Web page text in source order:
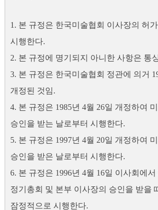
1. 본 규정은 한국미술협회 이사장의 허
시행한다.
2. 본 규정에 명기되지 아니한 사항은 통
3. 본 규정은 한국미술협회 정관에 의거
개정된 것임.
4. 본 규정은 1985년 4월 26일 개정하여
승인을 받는 날로부터 시행한다.
5. 본 규정은 1997년 4월 20일 개정하여
승인을 받은 날로부터 시행한다.
6. 본 규정은 1996년 4월 16일 이사회에서
정기총회 및 본부 이사장의 승인을 받을
잠정적으로 시행한다.